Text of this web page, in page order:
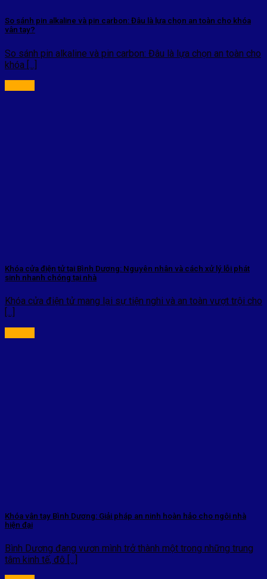
So sánh pin alkaline và pin carbon: Đâu là lựa chọn an toàn cho khóa
vân tay?
So sánh pin alkaline và pin carbon: Đâu là lựa chọn an toàn cho
khóa [...]
Khóa cửa điện tử tại Bình Dương: Nguyên nhân và cách xử lý lỗi phát
sinh nhanh chóng tại nhà
Khóa cửa điện tử mang lại sự tiện nghi và an toàn vượt trội cho
Khóa vân tay Bình Dương: Giải pháp an ninh hoàn hảo cho ngôi nhà
hiện đại
Bình Dương đang vươn mình trở thành một trong những trung
tâm kinh tế, đô [...]